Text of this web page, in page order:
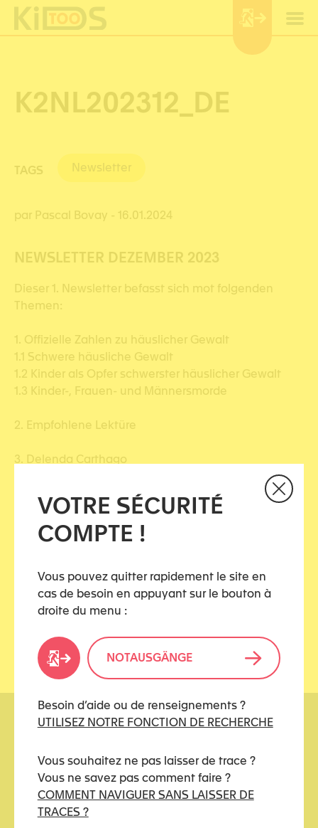
VOTRE SÉCURITÉ
COMPTE !
Vous pouvez quitter rapidement le site en
cas de besoin en appuyant sur le bouton à
droite du menu :
NOTAUSGÄNGE
Besoin d’aide ou de renseignements ?
UTILISEZ NOTRE FONCTION DE RECHERCHE
Vous souhaitez ne pas laisser de trace ?
Vous ne savez pas comment faire ?
COMMENT NAVIGUER SANS LAISSER DE
TRACES ?
K2NL202312_DE
TAGS Newsletter
par Pascal Bovay - 16.01.2024
NEWSLETTER DEZEMBER 2023
Dieser 1. Newsletter befasst sich mot folgenden
Themen:
1. Offizielle Zahlen zu häuslicher Gewalt
1.1 Schwere häusliche Gewalt
1.2 Kinder als Opfer schwerster häuslicher Gewalt
1.3 Kinder-, Frauen- und Männersmorde
2. Empfohlene Lektüre
3. Delenda Carthago
Der Newsletter isthier verfügbar
Diesen Artikel teilen
kidstoo(at)protonmail.ch
Cookie-Einstellungen